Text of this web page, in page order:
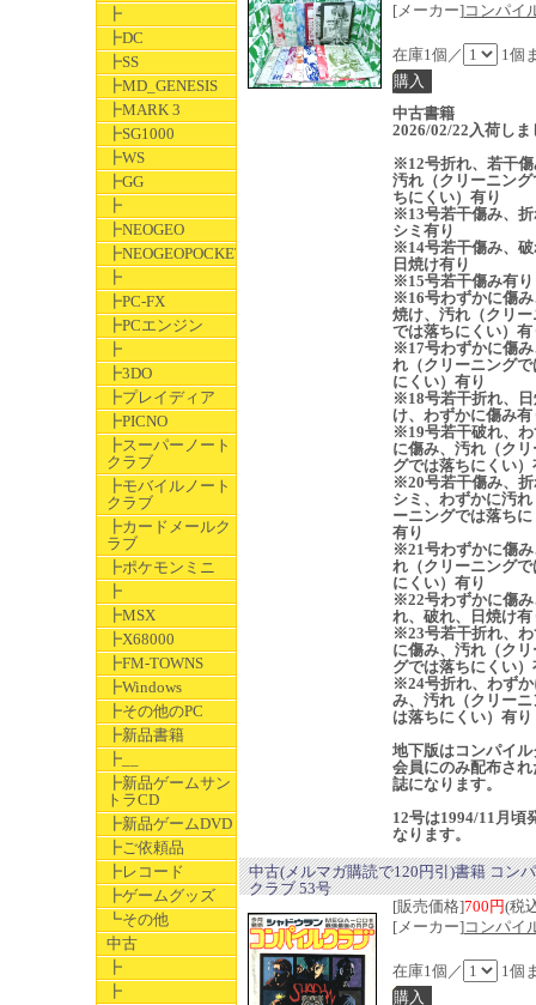
┣
┣DC
┣SS
┣MD_GENESIS
┣MARK 3
┣SG1000
┣WS
┣GG
┣
┣NEOGEO
┣NEOGEOPOCKET
┣
┣PC-FX
┣PCエンジン
┣
┣3DO
┣プレイディア
┣PICNO
┣スーパーノート
クラブ
┣モバイルノート
クラブ
┣カードメールク
ラブ
┣ポケモンミニ
┣
┣MSX
┣X68000
┣FM-TOWNS
┣Windows
┣その他のPC
┣新品書籍
┣__
┣新品ゲームサン
トラCD
┣新品ゲームDVD
┣ご依頼品
┣レコード
┣ゲームグッズ
┗その他
中古
┣
┣
[メーカー]コンパイ
在庫1個／ 1個
中古書籍
2026/02/22入荷しま
※12号折れ、若干傷
汚れ（クリーニング
ちにくい）有り
※13号若干傷み、折
シミ有り
※14号若干傷み、破
日焼け有り
※15号若干傷み有り
※16号わずかに傷み
焼け、汚れ（クリー
では落ちにくい）有
※17号わずかに傷み
れ（クリーニングで
にくい）有り
※18号若干折れ、日
け、わずかに傷み有
※19号若干破れ、わ
に傷み、汚れ（ク
グでは落ちにくい）
※20号若干傷み、折
シミ、わずかに汚
ーニングでは落ち
有り
※21号わずかに傷み
れ（クリーニングで
にくい）有り
※22号わずかに傷み
れ、破れ、日焼け有
※23号若干折れ、わ
に傷み、汚れ（ク
グでは落ちにくい）
※24号折れ、わずか
み、汚れ（クリーニ
は落ちにくい）有り
地下版はコンパイル
会員にのみ配布され
誌になります。
12号は1994/11月頃
なります。
中古(メルマガ購読で120円引)書籍 コン
クラブ 53号
[販売価格]700円(税
[メーカー]コンパイ
在庫1個／ 1個